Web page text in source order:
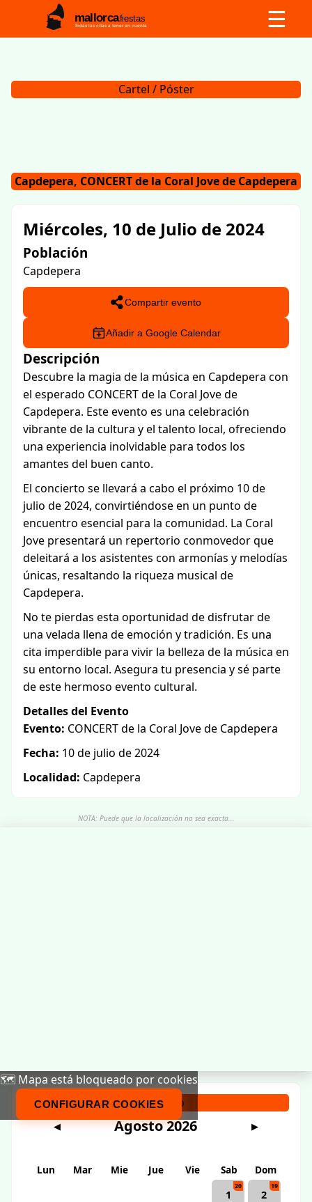
mallorcafiestas
Todas las citas a tener en cuenta ☰
Cartel / Póster
Capdepera, CONCERT de la Coral Jove de Capdepera
Miércoles, 10 de Julio de 2024
Población
Capdepera
Compartir evento
Añadir a Google Calendar
Descripción
Descubre la magia de la música en Capdepera con
el esperado CONCERT de la Coral Jove de
Capdepera. Este evento es una celebración
vibrante de la cultura y el talento local, ofreciendo
una experiencia inolvidable para todos los
amantes del buen canto.
El concierto se llevará a cabo el próximo 10 de
julio de 2024, convirtiéndose en un punto de
encuentro esencial para la comunidad. La Coral
Jove presentará un repertorio conmovedor que
deleitará a los asistentes con armonías y melodías
únicas, resaltando la riqueza musical de
Capdepera.
No te pierdas esta oportunidad de disfrutar de
una velada llena de emoción y tradición. Es una
cita imperdible para vivir la belleza de la música en
su entorno local. Asegura tu presencia y sé parte
de este hermoso evento cultural.
Detalles del Evento
Evento: CONCERT de la Coral Jove de Capdepera
Fecha: 10 de julio de 2024
Localidad: Capdepera
NOTA: Puede que la localización no sea exacta...
🗺️ Mapa está bloqueado por cookies
CONFIGURAR COOKIES
Calendario
◀ Agosto 2026 ▶
Lun Mar Mie Jue Vie Sab
Dom
1
20
2
19